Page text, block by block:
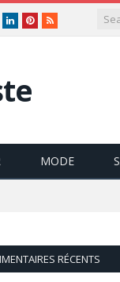
LinkedInPinterest
RSS
MODE
RÉCENTS